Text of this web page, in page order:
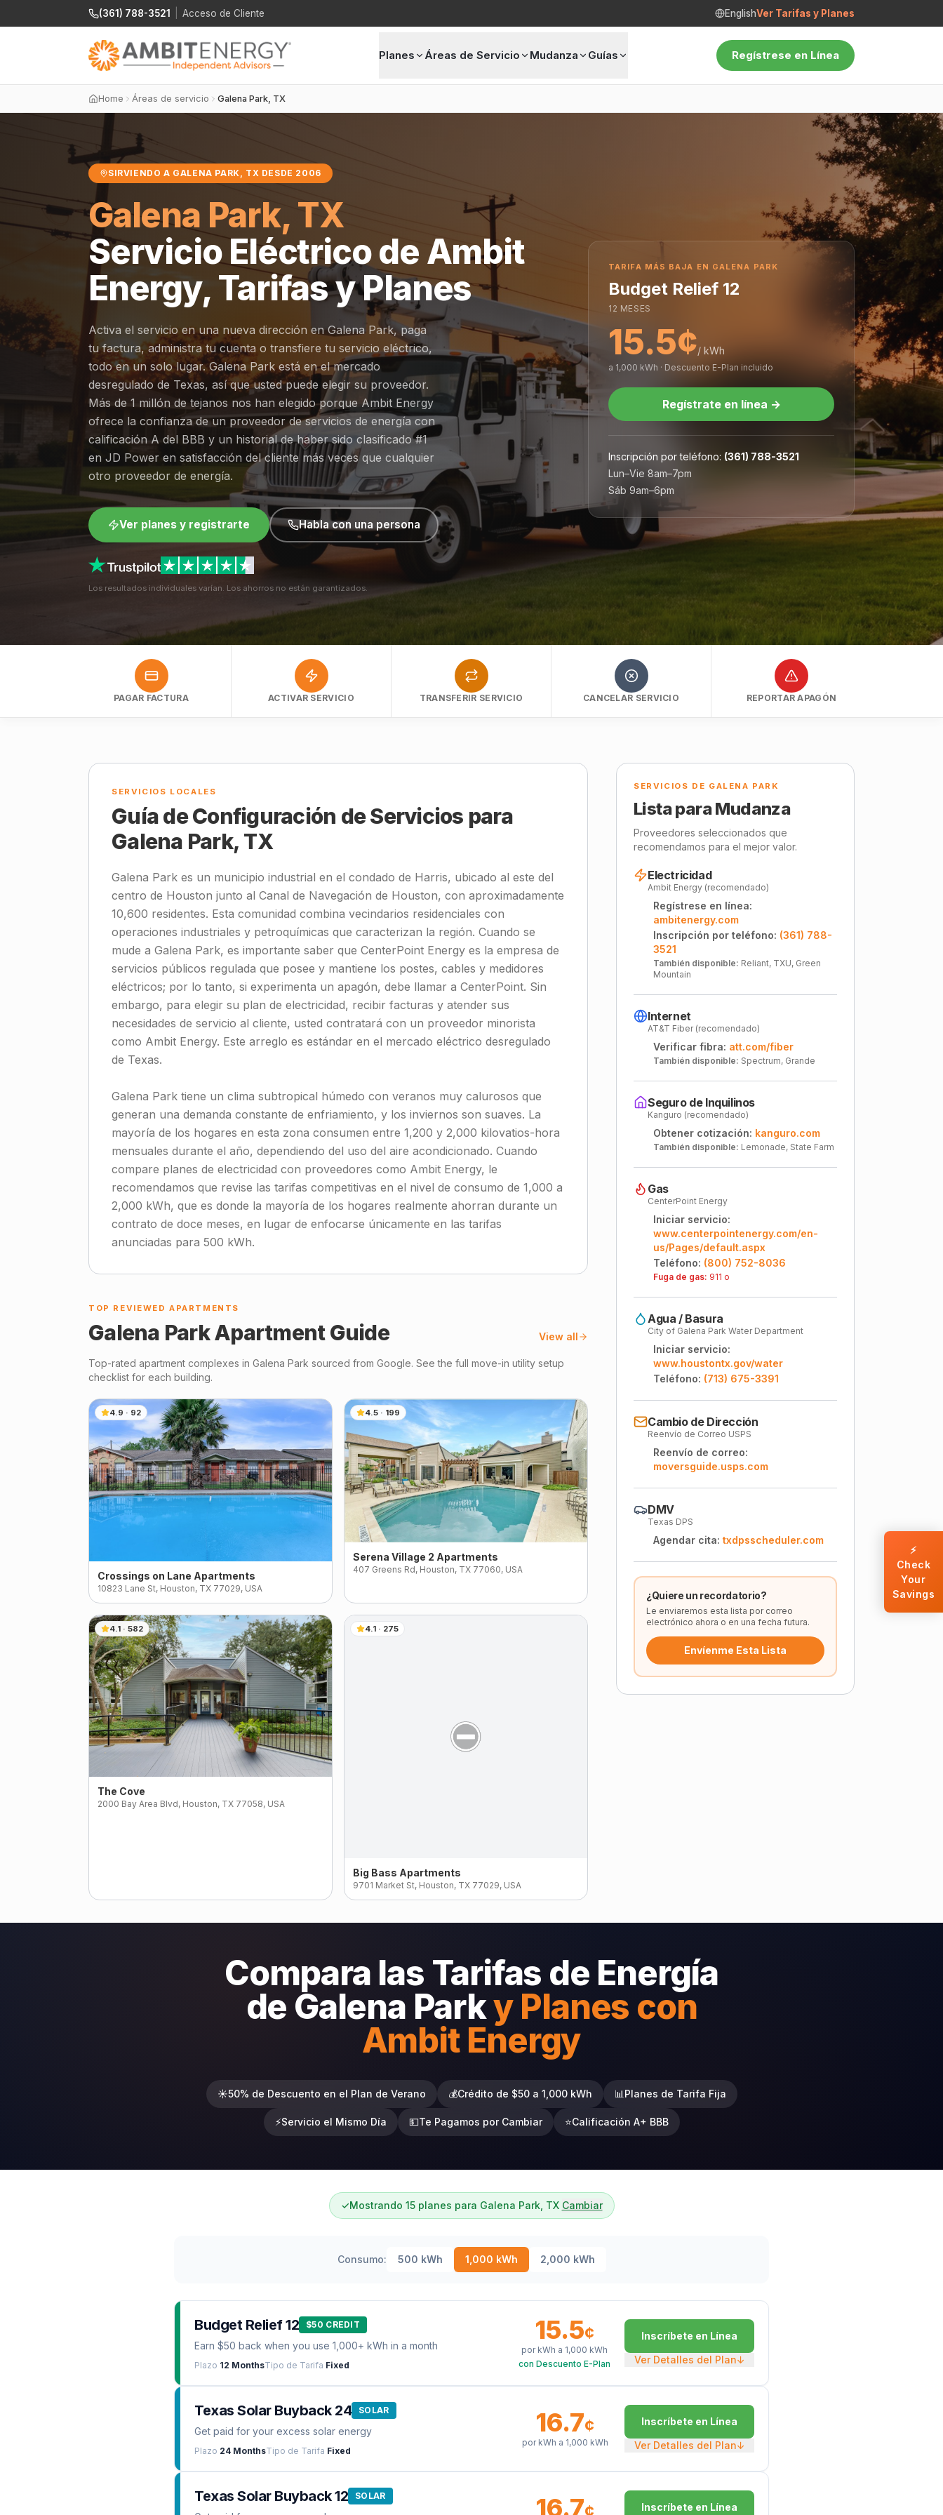
(361) 788-3521 Acceso de Cliente EnglishVer Tarifas y Planes
Planes Áreas de Servicio Mudanza Guías Regístrese en Línea
Home Áreas de servicio Galena Park, TX
SIRVIENDO A GALENA PARK, TX DESDE 2006
Galena Park, TX
Servicio Eléctrico de Ambit
Energy, Tarifas y Planes
Activa el servicio en una nueva dirección en Galena Park, paga
tu factura, administra tu cuenta o transfiere tu servicio eléctrico,
todo en un solo lugar. Galena Park está en el mercado
desregulado de Texas, así que usted puede elegir su proveedor.
Más de 1 millón de tejanos nos han elegido porque Ambit Energy
ofrece la confianza de un proveedor de servicios de energía con
calificación A del BBB y un historial de haber sido clasificado #1
en JD Power en satisfacción del cliente más veces que cualquier
otro proveedor de energía.
Ver planes y registrarte Habla con una persona
Los resultados individuales varían. Los ahorros no están garantizados.
TARIFA MÁS BAJA EN GALENA PARK
Budget Relief 12
12 MESES
15.5¢/ kWh
a 1,000 kWh · Descuento E-Plan incluido
Regístrate en línea →
Inscripción por teléfono: (361) 788-3521
Lun–Vie 8am–7pm
Sáb 9am–6pm
PAGAR FACTURA ACTIVAR SERVICIO TRANSFERIR SERVICIO CANCELAR SERVICIO REPORTAR APAGÓN
SERVICIOS LOCALES
Guía de Configuración de Servicios para
Galena Park, TX
Galena Park es un municipio industrial en el condado de Harris, ubicado al este del
centro de Houston junto al Canal de Navegación de Houston, con aproximadamente
10,600 residentes. Esta comunidad combina vecindarios residenciales con
operaciones industriales y petroquímicas que caracterizan la región. Cuando se
mude a Galena Park, es importante saber que CenterPoint Energy es la empresa de
servicios públicos regulada que posee y mantiene los postes, cables y medidores
eléctricos; por lo tanto, si experimenta un apagón, debe llamar a CenterPoint. Sin
embargo, para elegir su plan de electricidad, recibir facturas y atender sus
necesidades de servicio al cliente, usted contratará con un proveedor minorista
como Ambit Energy. Este arreglo es estándar en el mercado eléctrico desregulado
de Texas.
Galena Park tiene un clima subtropical húmedo con veranos muy calurosos que
generan una demanda constante de enfriamiento, y los inviernos son suaves. La
mayoría de los hogares en esta zona consumen entre 1,200 y 2,000 kilovatios-hora
mensuales durante el año, dependiendo del uso del aire acondicionado. Cuando
compare planes de electricidad con proveedores como Ambit Energy, le
recomendamos que revise las tarifas competitivas en el nivel de consumo de 1,000 a
2,000 kWh, que es donde la mayoría de los hogares realmente ahorran durante un
contrato de doce meses, en lugar de enfocarse únicamente en las tarifas
anunciadas para 500 kWh.
SERVICIOS DE GALENA PARK
Lista para Mudanza
Proveedores seleccionados que
recomendamos para el mejor valor.
Electricidad
Ambit Energy (recomendado)
Regístrese en línea:
ambitenergy.com
Inscripción por teléfono: (361) 788-
3521
También disponible: Reliant, TXU, Green
Mountain
Internet
AT&T Fiber (recomendado)
Verificar fibra: att.com/fiber
También disponible: Spectrum, Grande
Seguro de Inquilinos
Kanguro (recomendado)
Obtener cotización: kanguro.com
También disponible: Lemonade, State Farm
Gas
CenterPoint Energy
Iniciar servicio:
www.centerpointenergy.com/en-
us/Pages/default.aspx
Teléfono: (800) 752-8036
Fuga de gas: 911 o
Agua / Basura
City of Galena Park Water Department
Iniciar servicio:
www.houstontx.gov/water
Teléfono: (713) 675-3391
Cambio de Dirección
Reenvío de Correo USPS
Reenvío de correo:
moversguide.usps.com
DMV
Texas DPS
Agendar cita: txdpsscheduler.com
¿Quiere un recordatorio?
Le enviaremos esta lista por correo
electrónico ahora o en una fecha futura.
Envíenme Esta Lista
TOP REVIEWED APARTMENTS
Galena ParkApartment Guide View all
Top-rated apartment complexes in Galena Park sourced from Google. See the full move-in utility setup
checklist for each building.
4.9 · 92
Crossings on Lane Apartments
10823 Lane St, Houston, TX 77029, USA
4.5 · 199
Serena Village 2 Apartments
407 Greens Rd, Houston, TX 77060, USA
4.1 · 582
The Cove
2000 Bay Area Blvd, Houston, TX 77058, USA
4.1 · 275
Big Bass Apartments
9701 Market St, Houston, TX 77029, USA
Compara las Tarifas de Energía
de Galena Parky Planes con
Ambit Energy
☀️50% de Descuento en el Plan de Verano 💰Crédito de $50 a 1,000 kWh 📊 Planes de Tarifa Fija
⚡Servicio el Mismo Día 💵Te Pagamos por Cambiar ⭐Calificación A+ BBB
✓Mostrando 15 planes para Galena Park, TX Cambiar
Consumo: 500 kWh 1,000 kWh 2,000 kWh
Budget Relief 12 $50 CREDIT
Earn $50 back when you use 1,000+ kWh in a month
Plazo 12 MonthsTipo de Tarifa Fixed
15.5¢
por kWh a 1,000 kWh
con Descuento E-Plan
Inscríbete en Línea
Ver Detalles del Plan↓
Texas Solar Buyback 24 SOLAR
Get paid for your excess solar energy
Plazo 24 MonthsTipo de Tarifa Fixed
16.7¢
por kWh a 1,000 kWh
Inscríbete en Línea
Ver Detalles del Plan↓
Texas Solar Buyback 12 SOLAR 16.7 Inscríbete en Línea
⚡
Check
Your
Savings